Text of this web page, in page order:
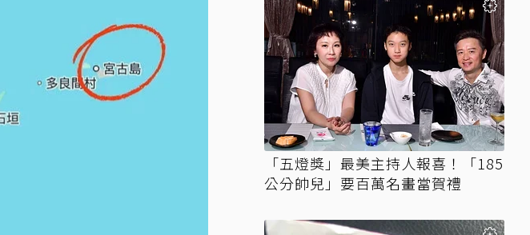
「五燈獎」最美主持人報喜！「185
公分帥兒」要百萬名畫當賀禮